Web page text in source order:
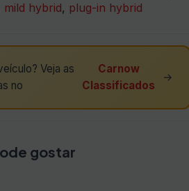
mild hybrid, plug-in hybrid
Veja as
no
Carnow
Classificados
→
gostar